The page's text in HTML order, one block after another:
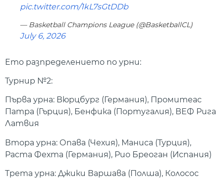
pic.twitter.com/1kL7sGtDDb
— Basketball Champions League (@BasketballCL)
July 6, 2026
Ето разпределението по урни:
Турнир №2:
Първа урна: Вюрцбург (Германия), Промитеас
Патра (Гърция), Бенфика (Португалия), ВЕФ Рига
Латвия
Втора урна: Опава (Чехия), Маниса (Турция),
Раста Фехта (Германия), Рио Бреоган (Испания)
Трета урна: Джики Варшава (Полша), Колосос